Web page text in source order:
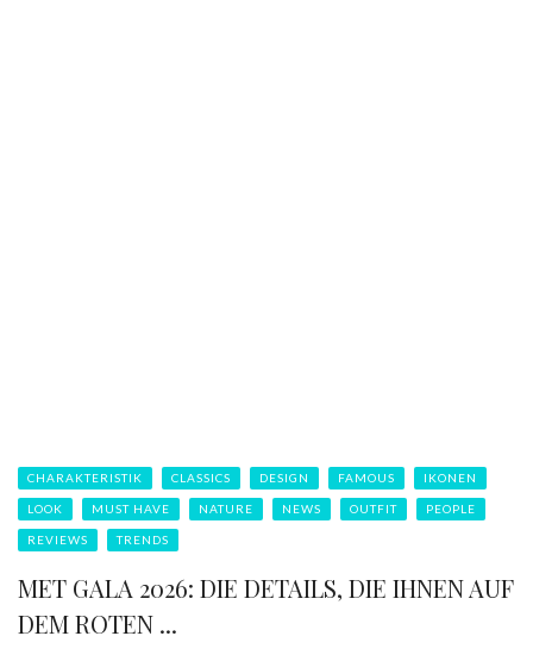
CHARAKTERISTIK CLASSICS DESIGN FAMOUS IKONEN
LOOK MUST HAVE NATURE NEWS OUTFIT PEOPLE
REVIEWS TRENDS
MET GALA 2026: DIE DETAILS, DIE IHNEN AUF
DEM ROTEN ...